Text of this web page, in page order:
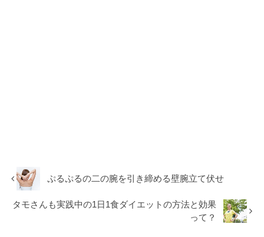
ぷるぷるの二の腕を引き締める壁腕立て伏せ
タモさんも実践中の1日1食ダイエットの方法と効果
って？